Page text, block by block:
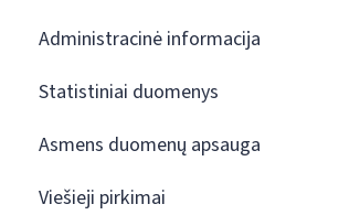
Administracinė informacija
Statistiniai duomenys
Asmens duomenų apsauga
Viešieji pirkimai